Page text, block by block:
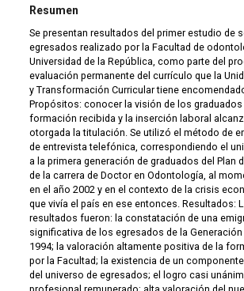
Resumen
Se presentan resultados del primer estudio de
egresados realizado por la Facultad de
Universidad de la República, como parte del
evaluación permanente del currículo que la
y Transformación Curricular tiene
Propósitos: conocer la visión de los graduados
formación recibida y la inserción laboral
otorgada la titulación. Se utilizó el método de
de entrevista telefónica, correspondiendo el
a la primera generación de graduados del Plan
de la carrera de Doctor en Odontología, al
en el año 2002 y en el contexto de la crisis
que vivía el país en ese entonces. Resultados:
resultados fueron: la constatación de una
significativa de los egresados de la
1994; la valoración altamente positiva de la
por la Facultad; la existencia de un
del universo de egresados; el logro casi